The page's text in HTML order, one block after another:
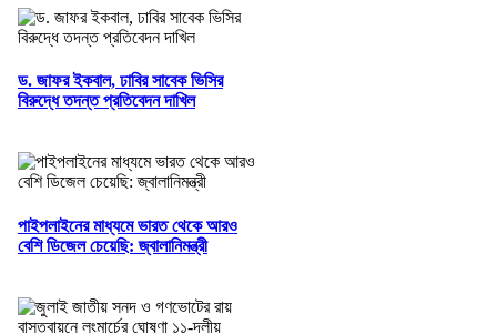
ড. জাফর ইকবাল, ঢাবির সাবেক ভিসির
বিরুদ্ধে তদন্ত প্রতিবেদন দাখিল
পাইপলাইনের মাধ্যমে ভারত থেকে আরও
বেশি ডিজেল চেয়েছি: জ্বালানিমন্ত্রী